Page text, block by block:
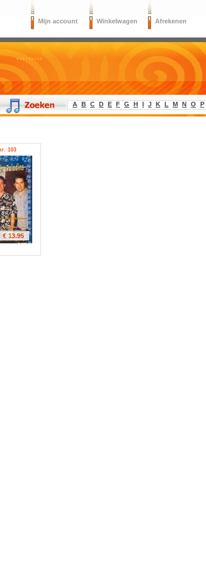
Mijn account Winkelwagen Afrekenen
A B C D E F G H I J K L M N O P
103
€ 13.95